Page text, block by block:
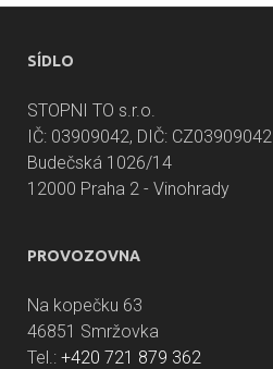
SÍDLO
STOPNI TO s.r.o.
IČ: 03909042, DIČ: CZ03909042
Budečská 1026/14
12000 Praha 2 - Vinohrady
PROVOZOVNA
Na kopečku 63
46851 Smržovka
Tel.: +420 721 879 362